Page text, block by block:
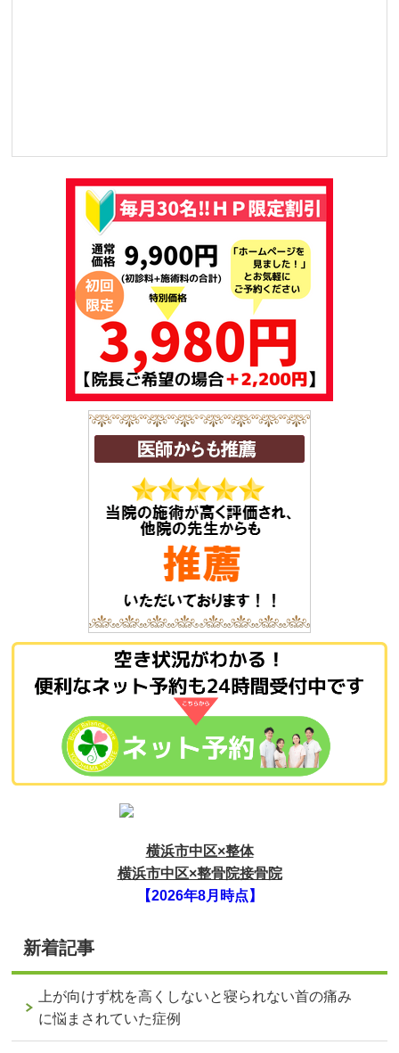
横浜市中区×整体
横浜市中区×整骨院接骨院
【2026年8月時点】
新着記事
上が向けず枕を高くしないと寝られない首の痛み
に悩まされていた症例